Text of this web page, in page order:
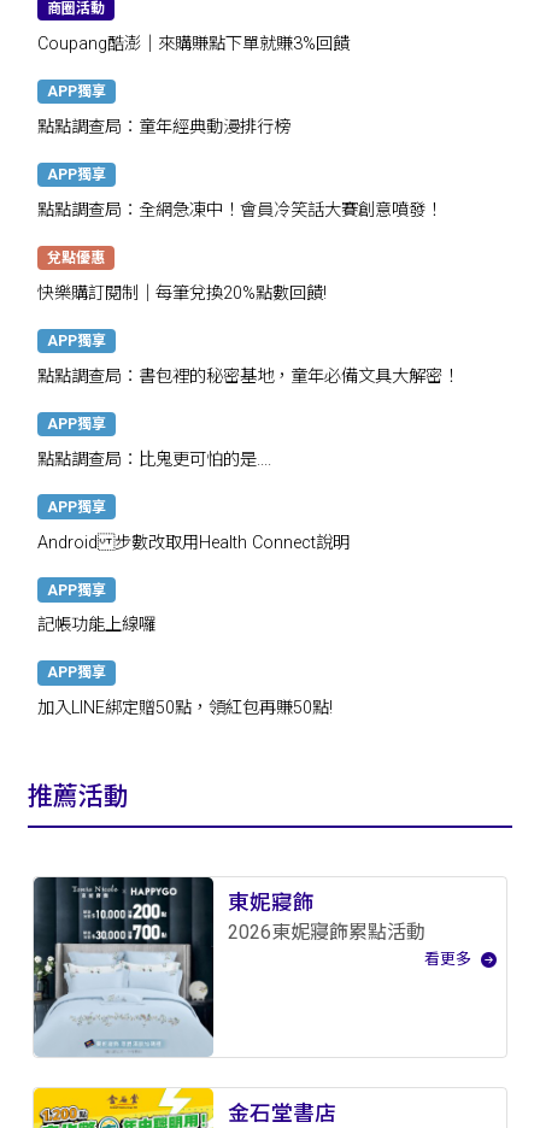
商圈活動
Coupang酷澎｜來購賺點下單就賺3%回饋
APP獨享
點點調查局：童年經典動漫排行榜
APP獨享
點點調查局：全網急凍中！會員冷笑話大賽創意噴發！
兌點優惠
快樂購訂閱制｜每筆兌換20%點數回饋!
APP獨享
點點調查局：書包裡的秘密基地，童年必備文具大解密！
APP獨享
點點調查局：比鬼更可怕的是....
APP獨享
Android 步數改取用Health Connect說明
APP獨享
記帳功能上線囉
APP獨享
加入LINE綁定贈50點，領紅包再賺50點!
推薦活動
東妮寢飾
2026東妮寢飾累點活動
看更多
金石堂書店